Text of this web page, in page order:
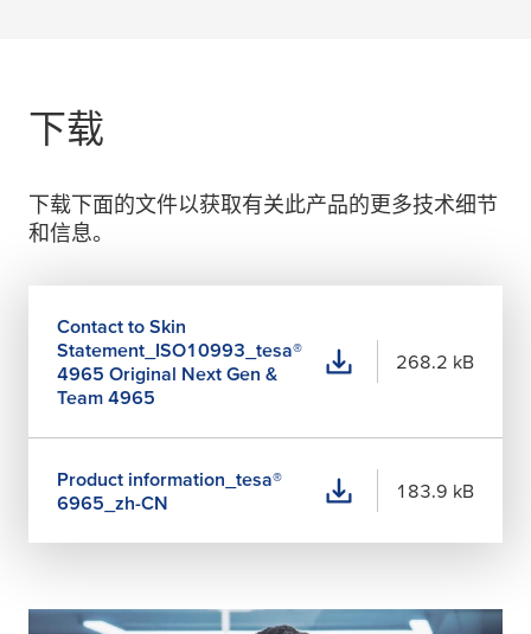
下载
下载下面的文件以获取有关此产品的更多技术细节
和信息。
Contact to Skin
Statement_ISO10993_ tesa®
4965 Original Next Gen &
Team 4965
268.2 kB
Product information_ tesa®
6965_zh-CN
183.9 kB